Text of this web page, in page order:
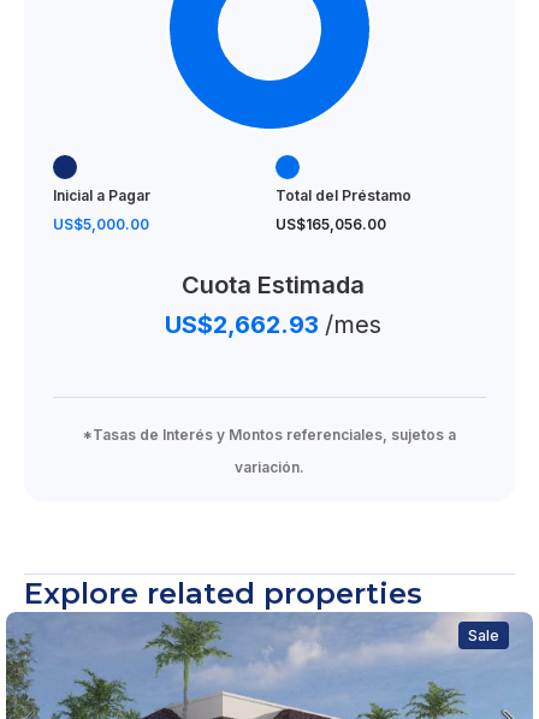
Inicial a Pagar
US$5,000.00
Total del Préstamo
US$165,056.00
Cuota Estimada
US$2,662.93 /mes
*Tasas de Interés y Montos referenciales, sujetos a
variación.
Explore related properties
Sale